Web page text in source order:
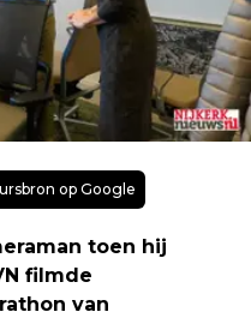
op Google
toen hij
filmde
van